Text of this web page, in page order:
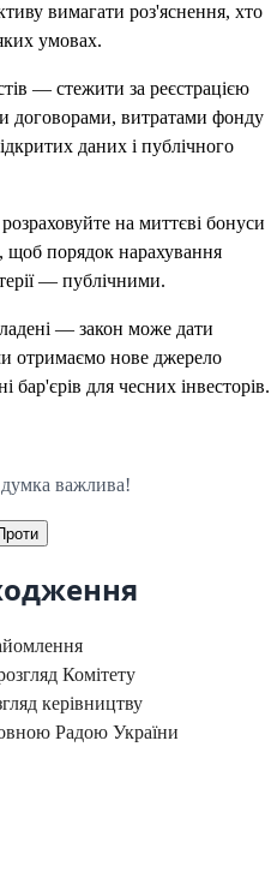
вимагати роз'яснення, хто
умовах.
— стежити за реєстрацією
договорами, витратами фонду
даних і публічного
на миттєві бонуси
щоб порядок нарахування
— публічними.
— закон може дати
отримаємо нове джерело
для чесних інвесторів.
думка важлива!
Комітету
керівництву
Радою України